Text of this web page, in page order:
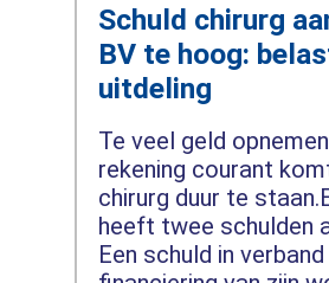
Schuld chirurg
BV te hoog:
uitdeling
Te veel geld
rekening courant
chirurg duur te
heeft twee schulden
Een schuld in